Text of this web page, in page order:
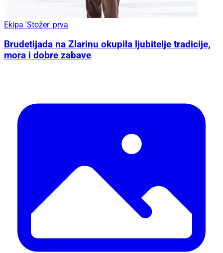
Ekipa 'Stožer' prva
Brudetijada na Zlarinu okupila ljubitelje tradicije,
mora i dobre zabave